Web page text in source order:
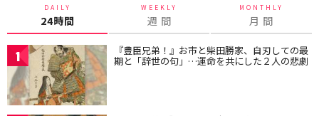
DAILY
24時間
WEEKLY
週 間
MONTHLY
月 間
1 『豊臣兄弟！』お市と柴田勝家、自刃しての最
期と「辞世の句」…運命を共にした２人の悲劇